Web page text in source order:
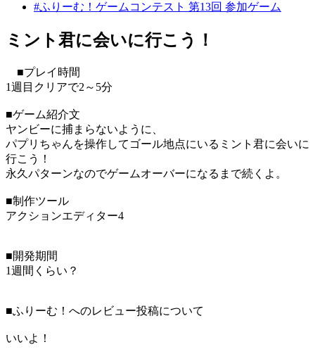
#ふりーむ！ゲームコンテスト 第13回 参加ゲーム
ミント君に会いに行こう！
■プレイ時間
1週目クリアで2～5分
■ゲーム紹介文
ヤンビーに捕まらないように、
パプリちゃんを操作してゴール地点にいるミント君に会いに
行こう！
永久パターンなのでゲームオーバーになるまで続くよ。
■制作ツール
アクションエディター4
■開発期間
1週間くらい？
■ふりーむ！へのレビュー投稿について
いいよ！